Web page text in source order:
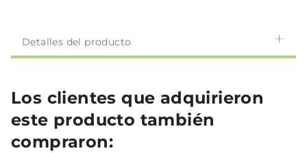
Detalles del producto
Los clientes que adquirieron
este producto también
compraron: